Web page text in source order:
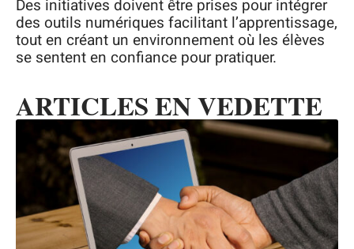
Des initiatives doivent être prises pour intégrer
des outils numériques facilitant l’apprentissage,
tout en créant un environnement où les élèves
se sentent en confiance pour pratiquer.
ARTICLES EN VEDETTE